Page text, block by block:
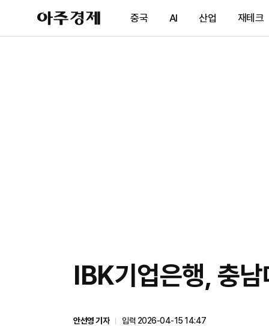
아
주
제
중국 AI 산업 재테크
IBK기업은행, 충남
안선영 기자 입력 2026-04-15 14:47